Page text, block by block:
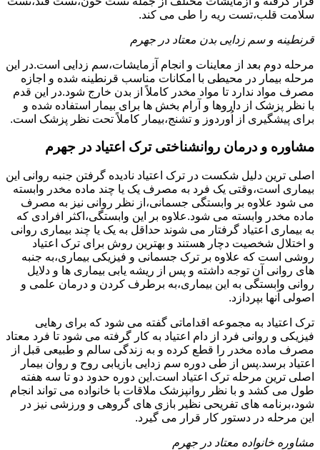
سلامت قلب،تست ریه را طی می کند.
قرنطینه و سم زدایی بدن معتاد در جهرم
مرحله دوم بعد از معاینات و انجام آزمایشات،سم زدایی است.در این
مرحله بیمار در محیطی با امکانات مناسب قرنطینه شده و اجازه
مصرف مواد ندارد تا مواد مخدر کاملاً از بدن خارج شود.در این قدم
با نظر پزشک از داروها و آرام بخش ها برای بیمار استفاده شده و
برای پیشگیری از اُوردوز و تشنج،بیمار کاملاً تحت نظر پزشک است.
مشاوره و درمان روانشناختی ترک اعتیاد در جهرم
اصلی ترین دلیل شکست در ترک اعتیاد نادیده گرفتن جنبه روانی این
بیماری است،وقتی یک فرد به مصرف یک یا چند ماده مخدر وابسته
می شود علاوه بر وابستگی جسمانی،از نظر روانی نیز به مصرف
ماده مخدر وابسته می شود.علاوه بر این وابستگی،اکثر افرادی که
به بیماری اعتیاد گرفتار می شوند حداقل به یک یا چند بیماری روانی
و اختلال شخصیت دچار هستند و بهترین روش برای ترک اعتیاد
روشی است که علاوه بر ترک جسمانی و فیزیکی بیماری،به جنبه
های روانی آن توجه داشته و پس از ریشه یابی بیماری ها و دلایل
روانی وابستگی به این بیماری،به برطرف کردن و درمان علمی و
اصولی آنها بپردازد.
ترک اعتیاد به مجموعه اقداماتی گفته می شود که برای رهایی
فیزیکی و روانی فرد از دام اعتیاد به کار گرفته می شود تا فرد معتاد
مصرف ماده مخدر را قطع کرده و به زندگی سالم و طبیعی قبل از
اعتیاد برسد.پس از طی دوره سم زدایی بازیابی روح و روان بیمار
اصلی ترین مرحله ترک اعتیاد است.این دوره حدود دو تا سه هفته
طول می کشد و با نظر روانپزشک ملاقات با خانواده می تواند انجام
شود،برنامه های تفریحی نظیر بازی های گروهی و ورزشی نیز در
این مرحله در دستور کار قرار می گیرد.
مشاوره خانواده معتاد در جهرم